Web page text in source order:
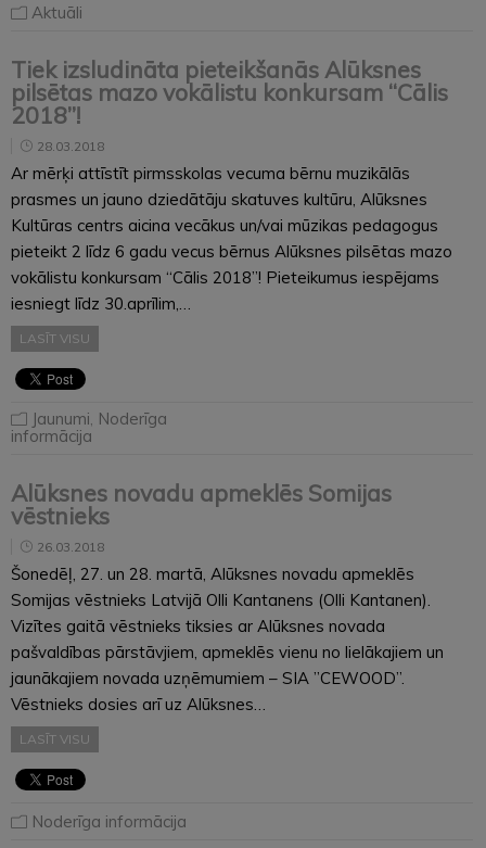
Aktuāli
Tiek izsludināta pieteikšanās Alūksnes
pilsētas mazo vokālistu konkursam “Cālis
2018”!
28.03.2018
Ar mērķi attīstīt pirmsskolas vecuma bērnu muzikālās
prasmes un jauno dziedātāju skatuves kultūru, Alūksnes
Kultūras centrs aicina vecākus un/vai mūzikas pedagogus
pieteikt 2 līdz 6 gadu vecus bērnus Alūksnes pilsētas mazo
vokālistu konkursam “Cālis 2018”! Pieteikumus iespējams
iesniegt līdz 30.aprīlim,…
LASĪT VISU
Jaunumi, Noderīga
informācija
Alūksnes novadu apmeklēs Somijas
vēstnieks
26.03.2018
Šonedēļ, 27. un 28. martā, Alūksnes novadu apmeklēs
Somijas vēstnieks Latvijā Olli Kantanens (Olli Kantanen).
Vizītes gaitā vēstnieks tiksies ar Alūksnes novada
pašvaldības pārstāvjiem, apmeklēs vienu no lielākajiem un
jaunākajiem novada uzņēmumiem – SIA ”CEWOOD”.
Vēstnieks dosies arī uz Alūksnes…
LASĪT VISU
Noderīga informācija